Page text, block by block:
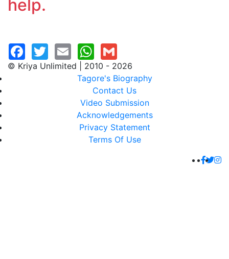
help.
© Kriya Unlimited | 2010 - 2026
Tagore's Biography
Contact Us
Video Submission
Acknowledgements
Privacy Statement
Terms Of Use